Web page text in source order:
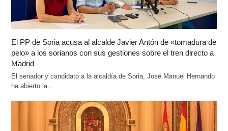
El PP de Soria acusa al alcalde Javier Antón de «tomadura de
pelo» a los sorianos con sus gestiones sobre el tren directo a
Madrid
El senador y candidato a la alcaldía de Soria, José Manuel Hernando
ha abierto la…